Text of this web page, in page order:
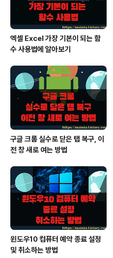
엑셀 Excel 가장 기본이 되는 함
수 사용법에 알아보기
구글 크롬 실수로 닫은 탭 복구, 이
전 창 새로 여는 방법
윈도우10 컴퓨터 예약 종료 설정
및 취소하는 방법